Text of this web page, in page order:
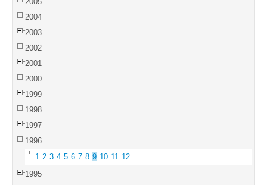
2004
2003
2002
2001
2000
1999
1998
1997
1996
1 2 3 4 5 6 7 8 9 10 11 12
1995